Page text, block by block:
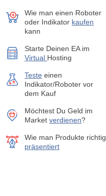
Wie man einen Roboter
oder Indikator kaufen
kann
Starte Deinen EA im
Virtual Hosting
Teste einen
Indikator/Roboter vor
dem Kauf
Möchtest Du Geld im
Market verdienen?
Wie man Produkte richtig
präsentiert